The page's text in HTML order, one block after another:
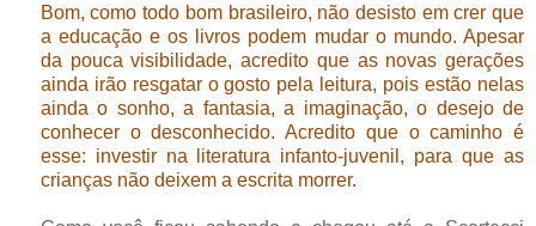
Bom, como todo bom brasileiro, não desisto em crer que
a educação e os livros podem mudar o mundo. Apesar
da pouca visibilidade, acredito que as novas gerações
ainda irão resgatar o gosto pela leitura, pois estão nelas
ainda o sonho, a fantasia, a imaginação, o desejo de
conhecer o desconhecido. Acredito que o caminho é
esse: investir na literatura infanto-juvenil, para que as
crianças não deixem a escrita morrer.